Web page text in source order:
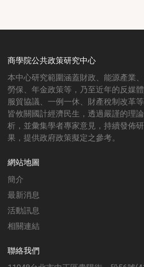
商學院公共政策研究中心
本中心研究範圍涵蓋財政、能源產業、
勞保、年金政策等，乃至近年的反媒體
服貿協議、一例一休、財產稅制改革等
皆攸關國計經濟民生，透過嚴謹的理
析，並彙集學者專家意見，持續發佈
果，提供政府政策擬定之參考。
網站地圖
簡介
最新消息
活動訊息
相關連結
聯絡我們